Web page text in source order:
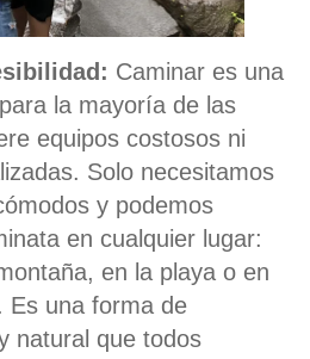
Caminar es una
la mayoría de las
equipos costosos ni
Solo necesitamos
y podemos
en cualquier lugar:
en la playa o en
Es una forma de
natural que todos